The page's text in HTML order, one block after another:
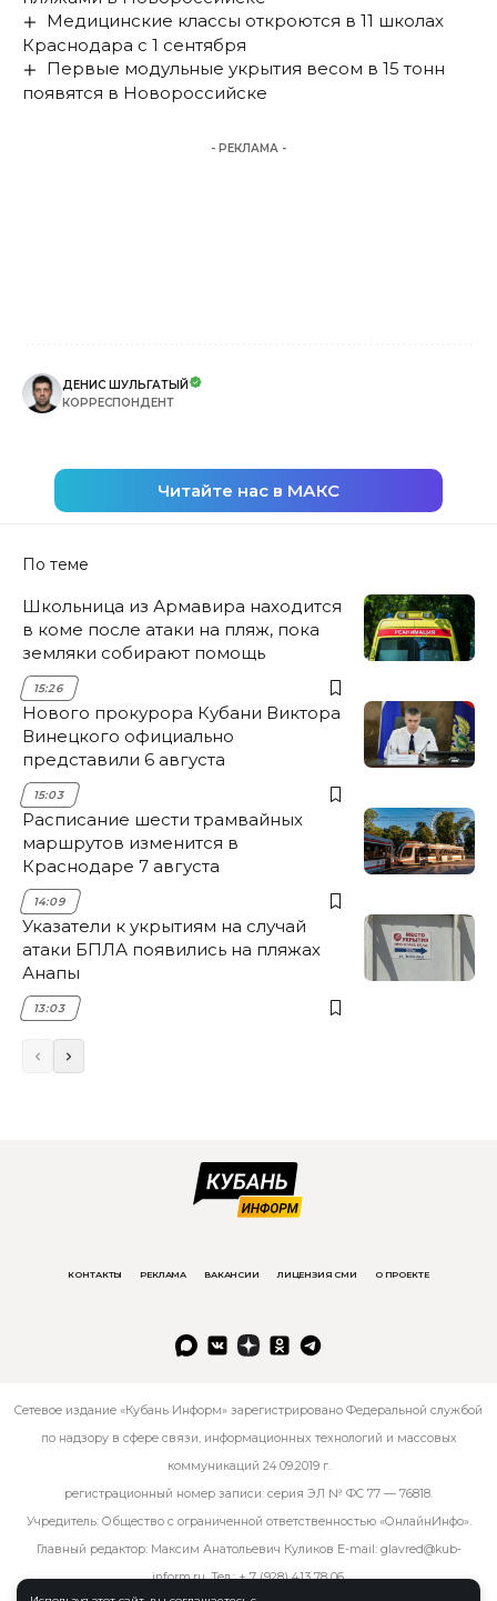
Медицинские классы откроются в 11 школах
Краснодара с 1 сентября
Первые модульные укрытия весом в 15 тонн
появятся в Новороссийске
- РЕКЛАМА -
ДЕНИС ШУЛЬГАТЫЙ
КОРРЕСПОНДЕНТ
Читайте нас в МАКС
По теме
Школьница из Армавира находится
в коме после атаки на пляж, пока
земляки собирают помощь
15:26
Нового прокурора Кубани Виктора
Винецкого официально
представили 6 августа
15:03
Расписание шести трамвайных
маршрутов изменится в
Краснодаре 7 августа
14:09
Указатели к укрытиям на случай
атаки БПЛА появились на пляжах
Анапы
13:03
КОНТАКТЫ РЕКЛАМА ВАКАНСИИ ЛИЦЕНЗИЯ СМИ О ПРОЕКТЕ
Сетевое издание «Кубань Информ» зарегистрировано Федеральной службой
по надзору в сфере связи, информационных технологий и массовых
коммуникаций 24.09.2019 г.
регистрационный номер записи: серия ЭЛ № ФС 77 — 76818.
Учредитель: Общество с ограниченной ответственностью «ОнлайнИнфо».
Главный редактор: Максим Анатольевич Куликов E-mail: glavred@kub-
inform.ru. Тел.:+ 7 (928) 413 78 06.